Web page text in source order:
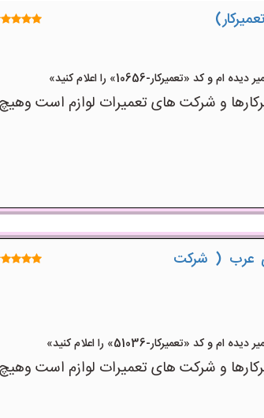
10656» را اعلام کنید»
و شرکت های تعمیرات لوازم است
عرب ( شرکت
51036» را اعلام کنید»
و شرکت های تعمیرات لوازم است